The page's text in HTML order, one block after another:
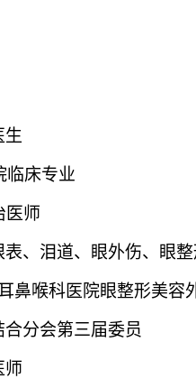
生
临床专业
医师
、泪道、眼外伤、眼
鼻喉科医院眼整形美容
分会第三届委员
师